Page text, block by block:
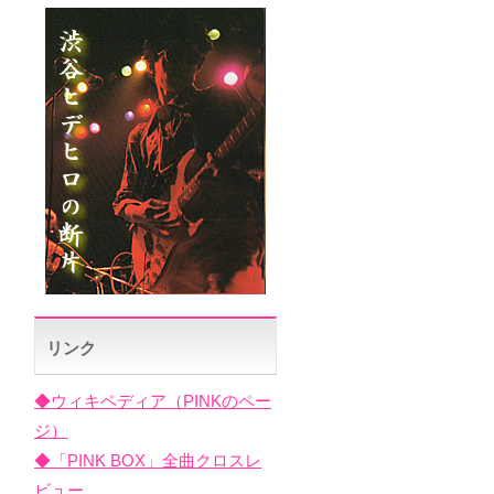
リンク
◆ウィキペディア（PINKのペー
ジ）
◆「PINK BOX」全曲クロスレ
ビュー